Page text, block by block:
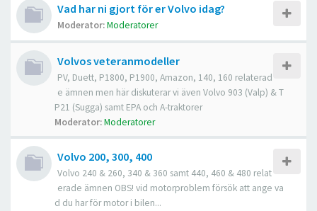
Vad har ni gjort för er Volvo idag?
Moderator:Moderatorer
Volvos veteranmodeller
PV, Duett, P1800, P1900, Amazon, 140, 160 relaterad
e ämnen men här diskuterar vi även Volvo 903 (Valp) & T
P21 (Sugga) samt EPA och A-traktorer
Moderator:Moderatorer
Volvo 200, 300, 400
Volvo 240 & 260, 340 & 360 samt 440, 460 & 480 relat
erade ämnen OBS! vid motorproblem försök att ange va
d du har för motor i bilen...